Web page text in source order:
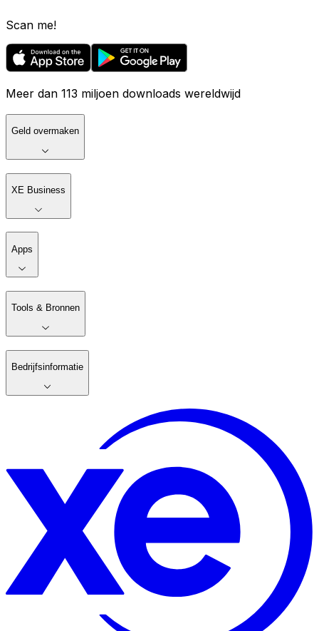
Scan me!
Meer dan 113 miljoen downloads wereldwijd
Geld overmaken
XE Business
Apps
Tools & Bronnen
Bedrijfsinformatie